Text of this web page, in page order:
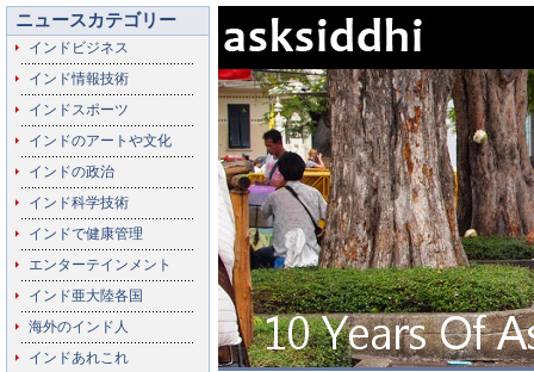
ニュースカテゴリー
インドビジネス
インド情報技術
インドスポーツ
インドのアートや文化
インドの政治
インド科学技術
インドで健康管理
エンターテインメント
インド亜大陸各国
海外のインド人
インドあれこれ